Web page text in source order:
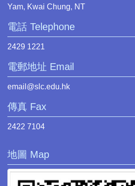
Yam, Kwai Chung, NT
電話 Telephone
2429 1221
電郵地址 Email
email@slc.edu.hk
傳真 Fax
2422 7104
地圖 Map